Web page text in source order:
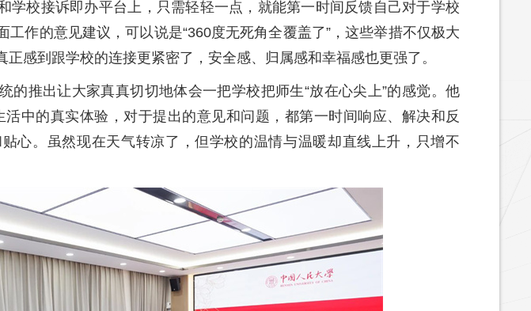
学校接诉即办平台上，只需轻轻一点，就能第一时间反馈自己对于学校
工作的意见建议，可以说是“360度无死角全覆盖了”，这些举措不仅极大
感到跟学校的连接更紧密了，安全感、归属感和幸福感也更强了。
的推出让大家真真切切地体会一把学校把师生“放在心尖上”的感觉。他
中的真实体验，对于提出的意见和问题，都第一时间响应、解决和反
心。虽然现在天气转凉了，但学校的温情与温暖却直线上升，只增不